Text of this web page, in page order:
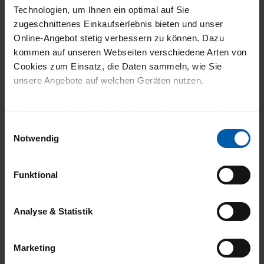
Technologien, um Ihnen ein optimal auf Sie
zugeschnittenes Einkaufserlebnis bieten und unser
Online-Angebot stetig verbessern zu können. Dazu
kommen auf unseren Webseiten verschiedene Arten von
Cookies zum Einsatz, die Daten sammeln, wie Sie
unsere Angebote auf welchen Geräten nutzen.
Technisch erforderliche Cookies sind eine notwendige
grundlegende Funktionen wie etwa zur Auswahl und
gewährleisten.
Für die Darstellung personalisierter Angebote, Anzeigen
und Inhalte aufgrund Ihres Nutzerverhaltens und Ihres
Zwecke zur Analyse und Optimierung unserer
Notwendig
Funktional
Analyse & Statistik
Marketing
climate-neutral
shipping
Family business
14 day return policy
100% Made in